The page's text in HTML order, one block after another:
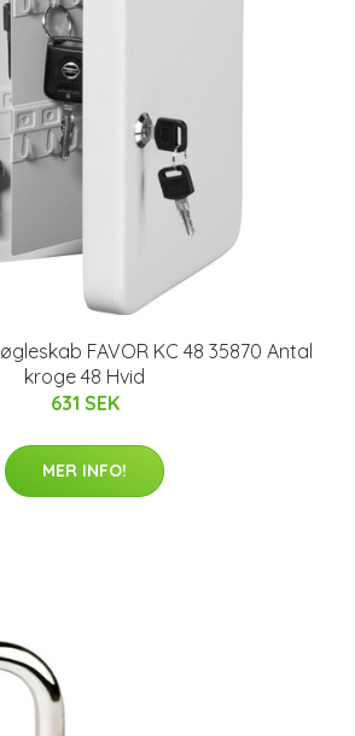
FAVOR KC 48 35870 Antal
kroge 48 Hvid
631 SEK
MER INFO!